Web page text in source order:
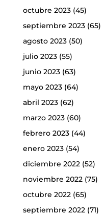
octubre 2023(45)
septiembre 2023(65)
agosto 2023(50)
julio 2023(55)
junio 2023(63)
mayo 2023(64)
abril 2023(62)
marzo 2023(60)
febrero 2023(44)
enero 2023(54)
diciembre 2022(52)
noviembre 2022(75)
octubre 2022(65)
septiembre 2022(71)